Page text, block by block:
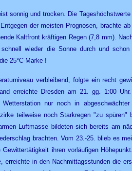
sonnig und trocken. Die
der meisten Prognosen, brachte
Kaltfront kräftigen Regen (7,8 mm).
wieder die Sonne durch und
25°C-Marke !
verbleibend, folgte ein recht
erreichte Dresden am 21. gg. 1:00
nur noch in
teilweise noch Starkregen "zu spüren"
Luftmasse bildeten sich bereits am
brachten. Vom 23.-25. blieb es
ihren vorläufigen
erreichte in den Nachmittagsstunden die